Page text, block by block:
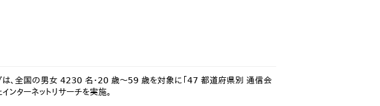
グは、全国の男女 4230 名・20 歳～59 歳を対象に「47 都道府県別 通信会
ターネットリサーチを実施。